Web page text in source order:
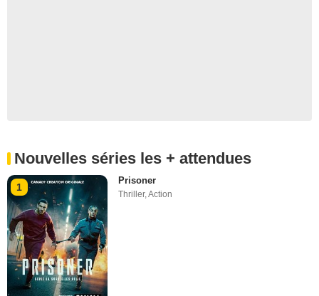
Nouvelles séries les + attendues
1
Prisoner
Thriller,Action